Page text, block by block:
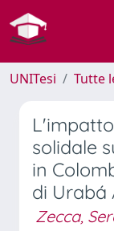
UNITesi Tutte
solidale
in
di Urabá
Zecca,